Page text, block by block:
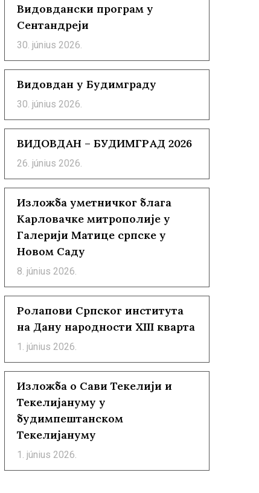
Видовдански програм у
Сентандреји
30. június 2026.
Видовдан у Будимграду
30. június 2026.
ВИДОВДАН – БУДИМГРАД 2026
26. június 2026.
Изложба уметничког блага
Карловачке митрополије у
Галерији Матице српске у
Новом Саду
8. június 2026.
Ролапови Српског института
на Дану народности XIII кварта
1. június 2026.
Изложба о Сави Текелији и
Текелијануму у
будимпештанском
Текелијануму
1. június 2026.